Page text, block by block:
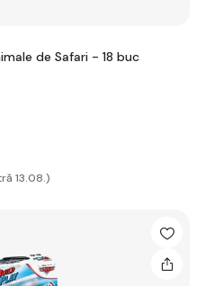
de Safari - 18 buc
13.08.)